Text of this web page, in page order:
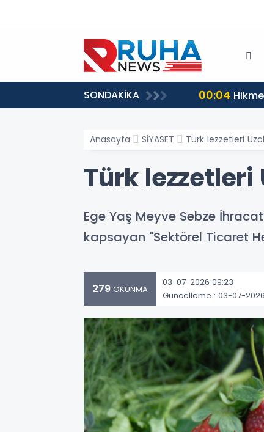
SONDAKİKA 00:04
Anasayfa SİYASET Türk lezzetleri
Türk lezzetleri
Ege Yaş Meyve Sebze
kapsayan "Sektörel Ticaret
279 OKUNMA
03-07-2026 09:23
Güncelleme : 03-07-2026